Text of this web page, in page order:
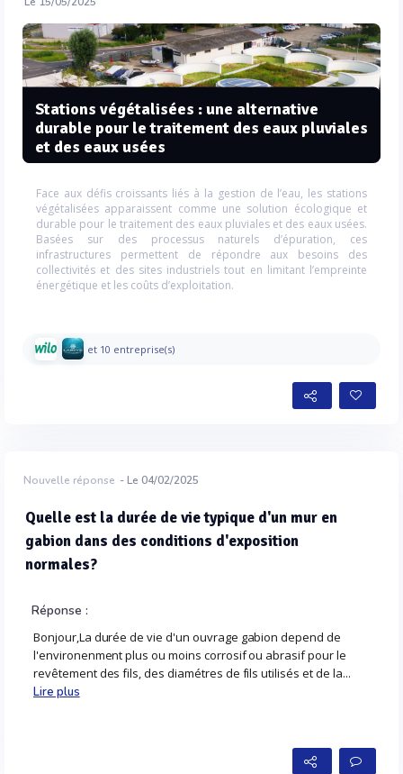
Stations végétalisées : une alternative
durable pour le traitement des eaux pluviales
et des eaux usées
Face aux défis croissants liés à la gestion de l’eau, les stations
végétalisées apparaissent comme une solution écologique et
durable pour le traitement des eaux pluviales et des eaux usées.
Basées sur des processus naturels d’épuration, ces
infrastructures permettent de répondre aux besoins des
collectivités et des sites industriels tout en limitant l’empreinte
énergétique et les coûts d’exploitation.
et 10 entreprise(s)
Nouvelle réponse - Le 04/02/2025
Quelle est la durée de vie typique d'un mur en
gabion dans des conditions d'exposition
normales?
Réponse :
Bonjour,La durée de vie d'un ouvrage gabion depend de
l'environenment plus ou moins corrosif ou abrasif pour le
revêtement des fils, des diamétres de fils utilisés et de la...
Lire plus